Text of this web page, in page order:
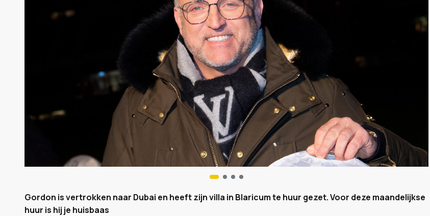
Gordon is vertrokken naar Dubai en heeft zijn villa in Blaricum te huur gezet. Voor deze maandelijkse
huur is hij je huisbaas